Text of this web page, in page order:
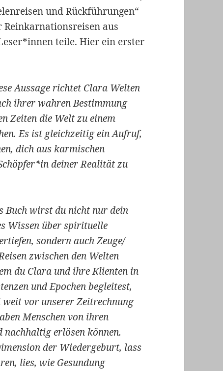
und Rückführungen“
aus
teile. Hier ein erster
Aussage richtet Clara Welten
ihrer wahren Bestimmung
Zeiten die Welt zu einem
Es ist gleichzeitig ein Aufruf,
dich aus karmischen
deiner Realität zu
Buch wirst du nicht nur dein
Wissen über spirituelle
sondern auch Zeuge/
zwischen den Welten
du Clara und ihre Klienten in
und Epochen begleitest,
weit vor unserer Zeitrechnung
Menschen von ihren
nachhaltig erlösen können.
der Wiedergeburt, lass
lies, wie Gesundung